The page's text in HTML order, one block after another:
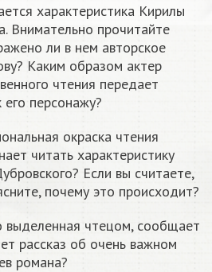
характеристика Кирилы
Внимательно прочитайте
ли в нем авторское
Каким образом актер
чтения передает
персонажу?
окраска чтения
читать характеристику
Если вы считаете,
почему это происходит?
выделенная чтецом, сообщает
рассказ об очень важном
романа?